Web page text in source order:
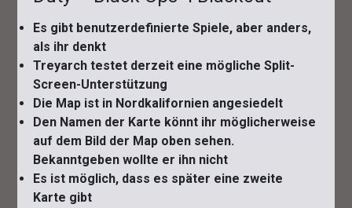
Es gibt benutzerdefinierte Spiele, aber anders,
als ihr denkt
Treyarch testet derzeit eine mögliche Split-
Screen-Unterstützung
Die Map ist in Nordkalifornien angesiedelt
Den Namen der Karte könnt ihr möglicherweise
auf dem Bild der Map oben sehen.
Bekanntgeben wollte er ihn nicht
Es ist möglich, dass es später eine zweite
Karte gibt